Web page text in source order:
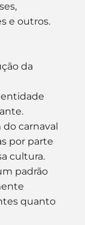
e outros.
da
do carnaval
por parte
cultura.
padrão
quanto